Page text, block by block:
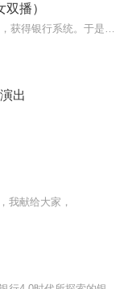
播）
出
我献给大家，